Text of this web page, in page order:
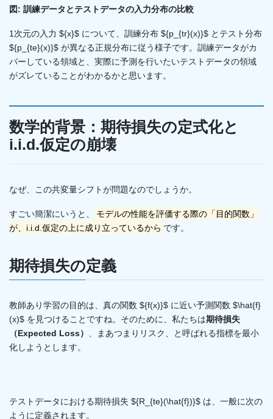
図: 訓練データとテストデータの入力分布の比較
1次元の入力 ${x}$ について、訓練分布 ${p_{tr}(x)}$ とテスト分布
${p_{te}(x)}$ が異なる正規分布に従う様子です。訓練データがカ
バーしている領域と、実際に予測を行いたいテストデータの領域
がズレていることがわかるかと思います。
数学的背景：期待損失の定式化と
i.i.d.仮定の崩壊
なぜ、この共変量シフトが問題なのでしょうか。
すごい簡潔にいうと、
モデルの性能を評価する際の「目的関数」
が、i.i.d.仮定の上に成り立っているから です。
期待損失の定義
教師あり学習の目的は、真の関数 ${f(x)}$ に近い予測関数 $\hat{f}
(x)$ を見つけることですね。そのために、私たちは期待損失
（Expected Loss）
、まあつまりリスク、と呼ばれる指標を最小
化しようとします。
テストデータにおける期待損失 ${R_{te}(\hat{f})}$ は、一般に次の
ように定義されます。